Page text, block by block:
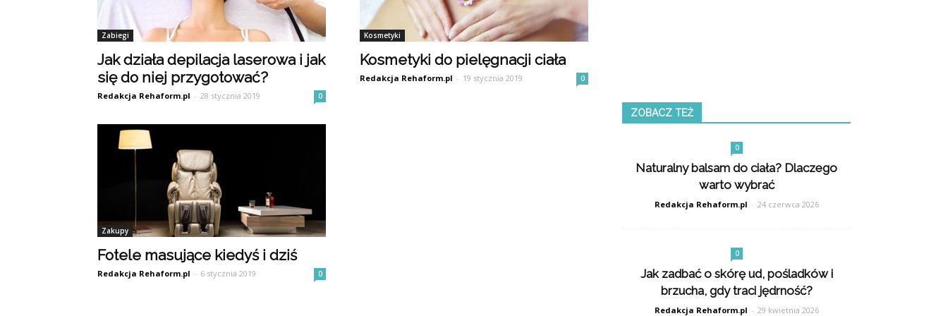
Zabiegi
Jak działa depilacja laserowa i jak
się do niej przygotować?
Redakcja Rehaform.pl - 28 stycznia 2019 0
Kosmetyki
Kosmetyki do pielęgnacji ciała
Redakcja Rehaform.pl - 19 stycznia 2019 0
Zakupy
Fotele masujące kiedyś i dziś
Redakcja Rehaform.pl - 6 stycznia 2019 0
ZOBACZ TEŻ
0
Naturalny balsam do ciała? Dlaczego
warto wybrać
Redakcja Rehaform.pl - 24 czerwca 2026
0
Jak zadbać o skórę ud, pośladków i
brzucha, gdy traci jędrność?
Redakcja Rehaform.pl - 29 kwietnia 2026